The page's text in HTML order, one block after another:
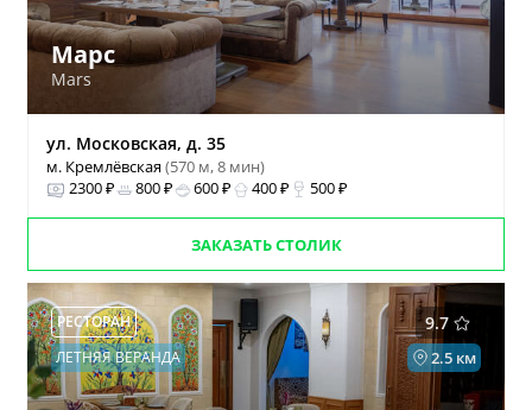
Марс
Mars
ул. Московская, д. 35
м. Кремлёвская(570 м, 8 мин)
2300 ₽
800 ₽ 600 ₽ 400 ₽ 500 ₽
ЗАКАЗАТЬ СТОЛИК
9.7
РЕСТОРАН
2.5 км
ЛЕТНЯЯ ВЕРАНДА